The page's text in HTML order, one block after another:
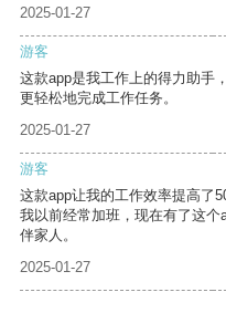
2025-01-27
游客
这款app是我工作上的得力助手
更轻松地完成工作任务。
2025-01-27
游客
这款app让我的工作效率提高了
我以前经常加班，现在有了这
伴家人。
2025-01-27